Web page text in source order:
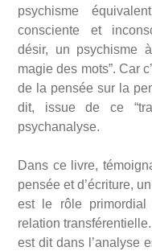
psychisme
consciente et
désir, un psychisme
magie des mots”. Car
de la pensée sur la
dit, issue de ce
psychanalyse.
Dans ce livre,
pensée et d’écriture,
est le rôle primordial
relation
est dit dans l’analyse